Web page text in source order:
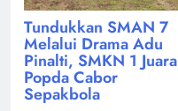
Tundukkan SMAN 7
Melalui Drama Adu
Pinalti, SMKN 1 Juara
Popda Cabor
Sepakbola